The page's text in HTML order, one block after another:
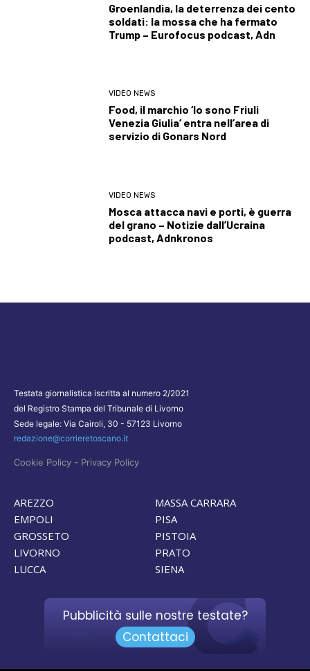
Groenlandia, la deterrenza dei cento
soldati: la mossa che ha fermato
Trump – Eurofocus podcast, Adn
VIDEO NEWS
Food, il marchio ‘Io sono Friuli
Venezia Giulia’ entra nell’area di
servizio di Gonars Nord
VIDEO NEWS
Mosca attacca navi e porti, è guerra
del grano – Notizie dall’Ucraina
podcast, Adnkronos
Testata giornalistica iscritta al numero 2/2021
del Registro Stampa del Tribunale di Livorno
Sede legale: Via Cairoli, 30 - 57123 Livorno
redazione@corrieretoscano.it
Cookie Policy - Privacy Policy
AREZZO
EMPOLI
GROSSETO
LIVORNO
LUCCA
MASSA CARRARA
PISA
PISTOIA
PRATO
SIENA
Pubblicità sulle nostre testate?
Contattaci